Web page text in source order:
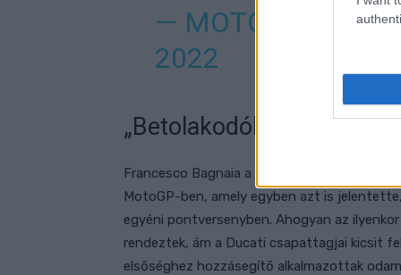
— MOTOGP™🏁
2022
„Betolakodók” a bajnoki
Francesco Bagnaia a szezonzáró Valenciai
MotoGP-ben, amely egyben azt is
egyéni pontversenyben. Ahogyan az
rendeztek, ám a Ducati csapattagjai kicsit
elsőséghez hozzásegítő alkalmazottak